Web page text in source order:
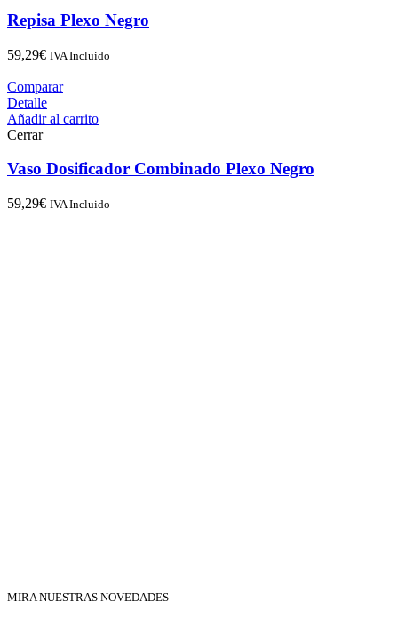
Repisa Plexo Negro
59,29€ IVA Incluido
Comparar
Detalle
Añadir al carrito
Cerrar
Vaso Dosificador Combinado Plexo Negro
59,29€ IVA Incluido
MIRA NUESTRAS NOVEDADES